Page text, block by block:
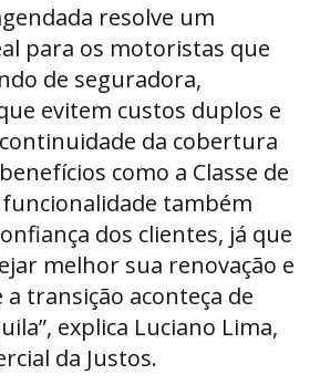
resolve um
para os motoristas que
de seguradora,
evitem custos duplos e
da cobertura
como a Classe de
funcionalidade também
dos clientes, já que
melhor sua renovação e
transição aconteça de
explica Luciano Lima,
da Justos.